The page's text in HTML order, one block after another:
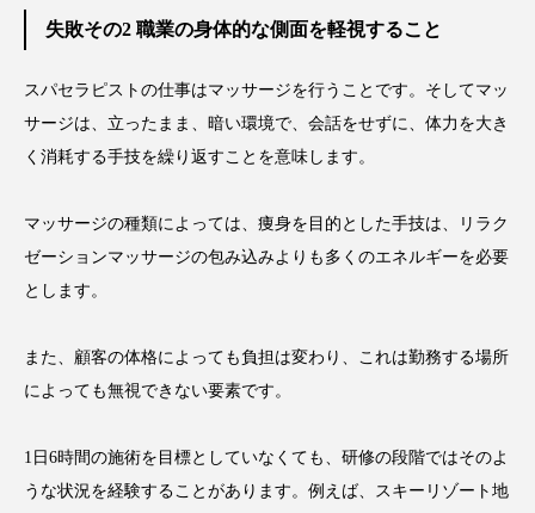
リラックス効果 レチナール レチノール
乾燥 対策 冬 スキンケア 乾燥対策
保湿と香り 保湿成分
健康寿命
冬 UVケア 冬 美容 習慣
失敗その2 職業の身体的な側面を軽視すること
スパセラピストの仕事はマッサージを行うことです。そしてマッ
サージは、立ったまま、暗い環境で、会話をせずに、体力を大き
く消耗する手技を繰り返すことを意味します。
マッサージの種類によっては、痩身を目的とした手技は、リラク
ゼーションマッサージの包み込みよりも多くのエネルギーを必要
とします。
また、顧客の体格によっても負担は変わり、これは勤務する場所
によっても無視できない要素です。
1日6時間の施術を目標としていなくても、研修の段階ではそのよ
うな状況を経験することがあります。例えば、スキーリゾート地